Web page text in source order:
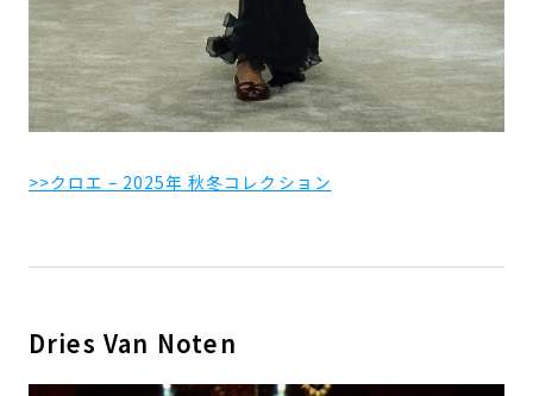
>>クロエ – 2025年 秋冬コレクション
Dries Van Noten